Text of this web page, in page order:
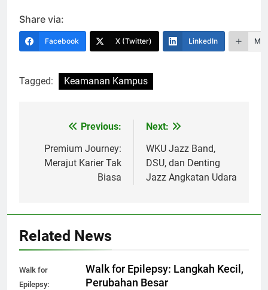
Share via:
Facebook X (Twitter) LinkedIn
Tagged: Keamanan Kampus
Navigasi
pos
Previous:
Premium Journey:
Merajut Karier Tak
Biasa
Next:
WKU Jazz Band,
DSU, dan Denting
Jazz Angkatan Udara
Related News
Walk for
Epilepsy:
Walk for Epilepsy: Langkah Kecil,
Perubahan Besar